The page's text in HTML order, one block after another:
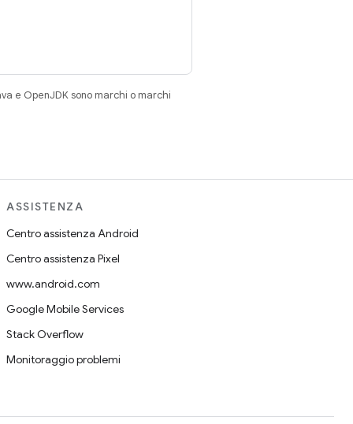
e OpenJDK sono marchi o marchi
ASSISTENZA
Centro assistenza Android
Centro assistenza Pixel
www.android.com
Google Mobile Services
Stack Overflow
Monitoraggio problemi